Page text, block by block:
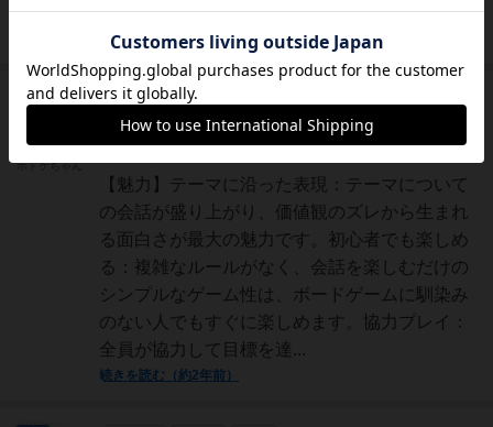
能。4人〜6人くらいで遊ぶのがベストかも。
続きを読む（約2年前）
255名
【魅力】テーマに沿った表現：テーマについて
の会話が盛り上がり、価値観のズレから生まれ
る面白さが最大の魅力です。初心者でも楽しめ
る：複雑なルールがなく、会話を楽しむだけの
シンプルなゲーム性は、ボードゲームに馴染み
のない人でもすぐに楽しめます。協力プレイ：
全員が協力して目標を達...
続きを読む（約2年前）
皇帝
ポドゲちゃん